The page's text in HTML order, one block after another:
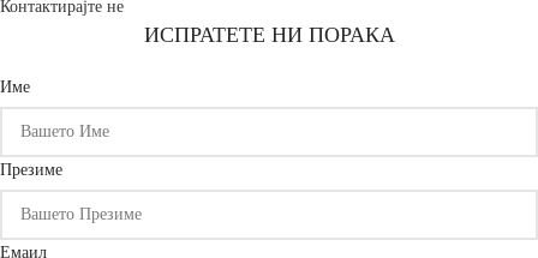
Контактирајте не
ИСПРАТЕТЕ НИ ПОРАКА
Име
Презиме
Емаил